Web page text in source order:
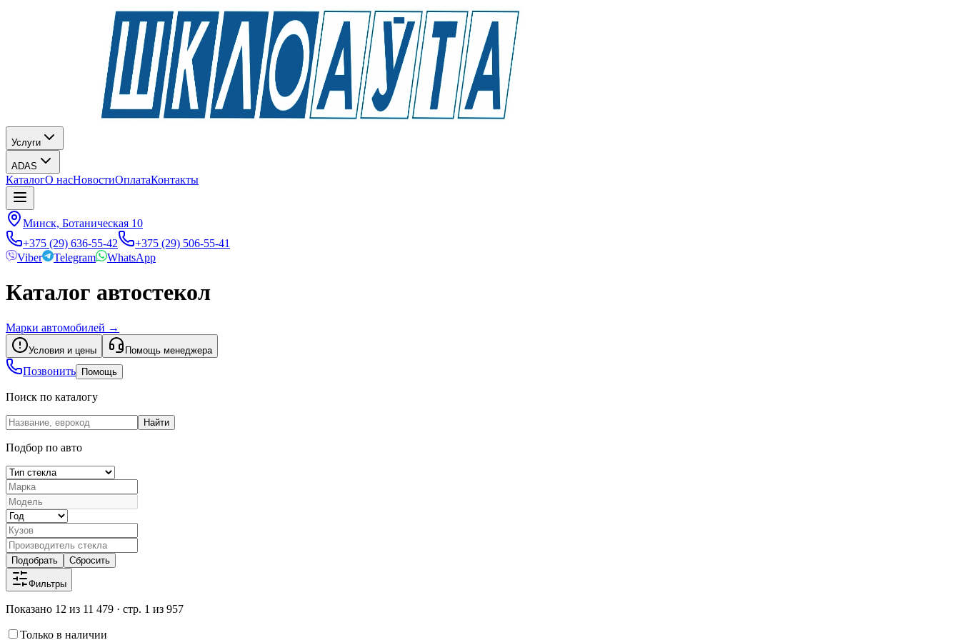
Услуги
ADAS
КаталогО насНовостиОплатаКонтакты
Минск, Ботаническая 10
+375 (29) 636-55-42
+375 (29) 506-55-41
Viber
Telegram WhatsApp
Каталог автостекол
Марки автомобилей →
Условия и цены Помощь менеджера
Позвонить Помощь
Поиск по каталогу
Найти
Подбор по авто
Подобрать Сбросить
Фильтры
Показано 12 из 11 479 · стр. 1 из 957
Только в наличии